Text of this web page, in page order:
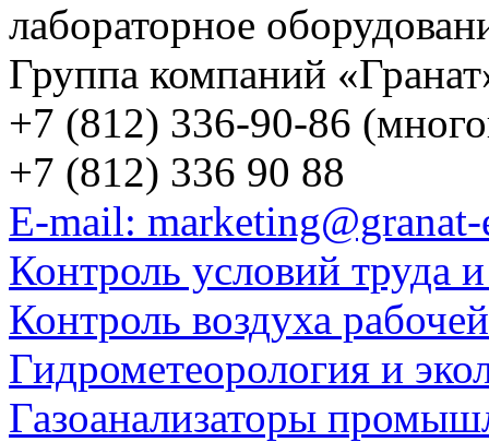
лабораторное
Группа компаний
+7 (812) 336-90-86
+7 (812) 336 90 88
E-mail:
Контроль условий труда
Контроль воздуха
Гидрометеорология и
Газоанализаторы